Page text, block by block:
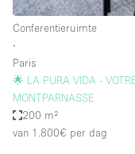
Advertentieruimte
Atelier /
Boetiek / Winkel
Boot
Conferentieruimte
∙
Paris
🌟 LA PURA VIDA -
MONTPARNASSE
200 m²
van 1.800€ per dag